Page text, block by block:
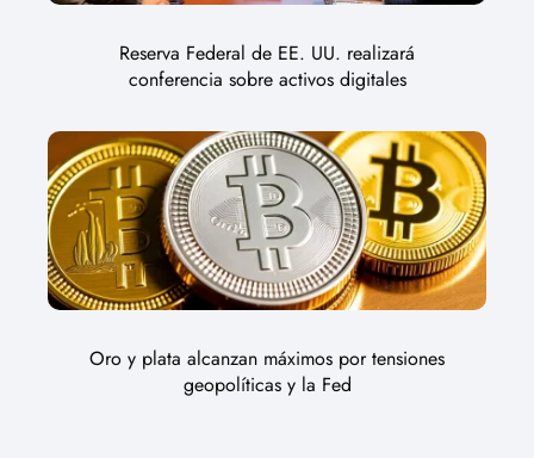
Reserva Federal de EE. UU. realizará
conferencia sobre activos digitales
Oro y plata alcanzan máximos por tensiones
geopolíticas y la Fed